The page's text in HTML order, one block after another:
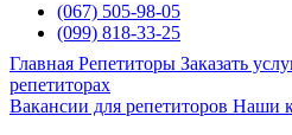
(067) 505-98-05
(099) 818-33-25
Главная Репетиторы Заказать
репетиторах
Вакансии для репетиторов Наши